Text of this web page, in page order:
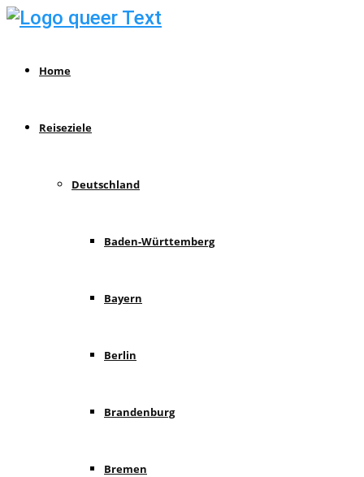
Home
Reiseziele
Deutschland
Baden-Württemberg
Bayern
Berlin
Brandenburg
Bremen